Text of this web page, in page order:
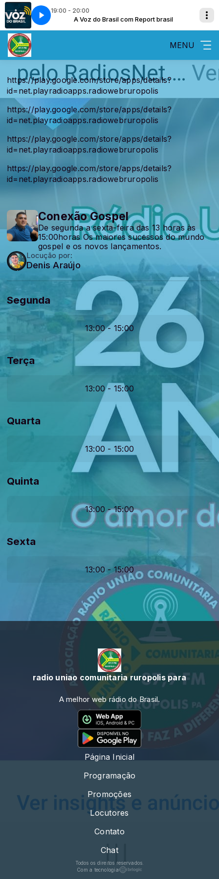
19:00 - 20:00
brasil A Voz do Brasil com Report brasil
MENU
https://play.google.com/store/apps/details?
id=net.playradioapps.radiowebruropolis
https://play.google.com/store/apps/details?
id=net.playradioapps.radiowebruropolis
https://play.google.com/store/apps/details?
id=net.playradioapps.radiowebruropolis
https://play.google.com/store/apps/details?
id=net.playradioapps.radiowebruropolis
Conexão Gospel
De segunda a sexta-feira das 13 horas às
15:00horas Os maiores sucessos do mundo
gospel e os novos lançamentos.
Locução por:
Denis Araújo
Segunda
13:00 - 15:00
Terça
13:00 - 15:00
Quarta
13:00 - 15:00
Quinta
13:00 - 15:00
Sexta
13:00 - 15:00
radio uniao comunitaria ruropolis para
A melhor web rádio do Brasil.
Página Inicial
Programação
Promoções
Locutores
Contato
Chat
Todos os direitos reservados.
Com a tecnologia